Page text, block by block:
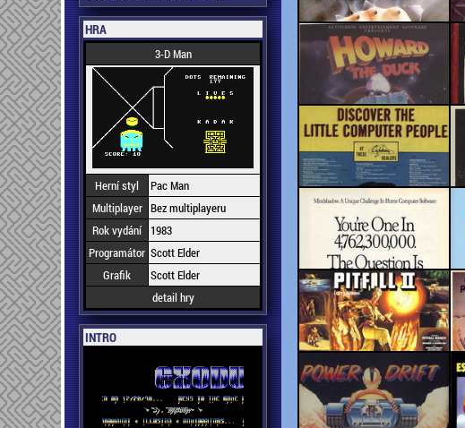
HRA
3-D Man
Herní styl
Pac Man
Multiplayer Bez multiplayeru
Rok vydání
1983
Programátor Scott Elder
Grafik
Scott Elder
detail hry
INTRO